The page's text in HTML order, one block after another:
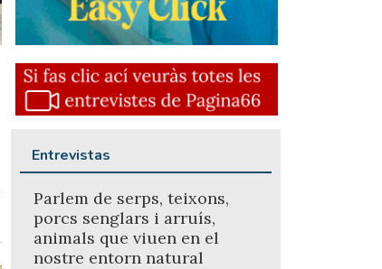
Entrevistas
Parlem de serps, teixons,
porcs senglars i arruís,
animals que viuen en el
nostre entorn natural